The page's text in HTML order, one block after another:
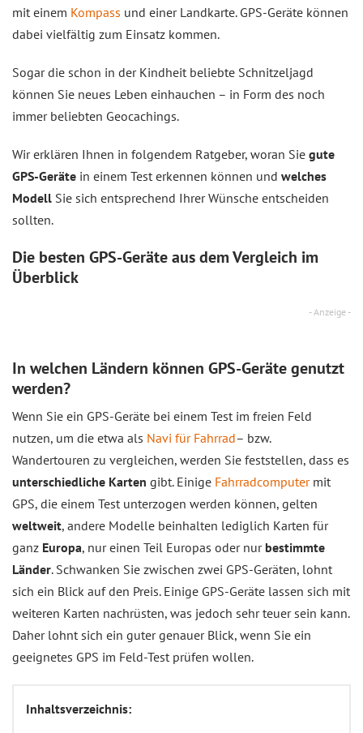
mit einem Kompass und einer Landkarte. GPS-Geräte können
dabei vielfältig zum Einsatz kommen.
Sogar die schon in der Kindheit beliebte Schnitzeljagd
können Sie neues Leben einhauchen – in Form des noch
immer beliebten Geocachings.
Wir erklären Ihnen in folgendem Ratgeber, woran Sie gute
GPS-Geräte in einem Test erkennen können und welches
Modell Sie sich entsprechend Ihrer Wünsche entscheiden
sollten.
Die besten GPS-Geräte aus demVergleich im
Überblick
- Anzeige -
In welchen Ländern können GPS-Geräte genutzt
werden?
Wenn Sie ein GPS-Geräte bei einem Test im freien Feld
nutzen, um die etwa als Navi für Fahrrad– bzw.
Wandertouren zu vergleichen, werden Sie feststellen, dass es
unterschiedliche Karten gibt. Einige Fahrradcomputermit
GPS, die einem Test unterzogen werden können, gelten
weltweit, andere Modelle beinhalten lediglich Karten für
ganz Europa, nur einen Teil Europas oder nur bestimmte
Länder. Schwanken Sie zwischen zwei GPS-Geräten, lohnt
sich ein Blick auf den Preis. Einige GPS-Geräte lassen sich mit
weiteren Karten nachrüsten, was jedoch sehr teuer sein kann.
Daher lohnt sich ein guter genauer Blick, wenn Sie ein
geeignetes GPS im Feld-Test prüfen wollen.
Inhaltsverzeichnis: